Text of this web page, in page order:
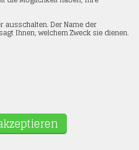
ausschalten. Der Name der
Ihnen, welchem Zweck sie dienen.
für Modelllandschaften und
sind in
sodass Sie genau den richtigen
Modelleisenbahnen, Dioramen
Beflockungsmaterialien
Finish und lassen sie
und bequem in unserem
Sie für die Gestaltung
Landschaften benötigen.